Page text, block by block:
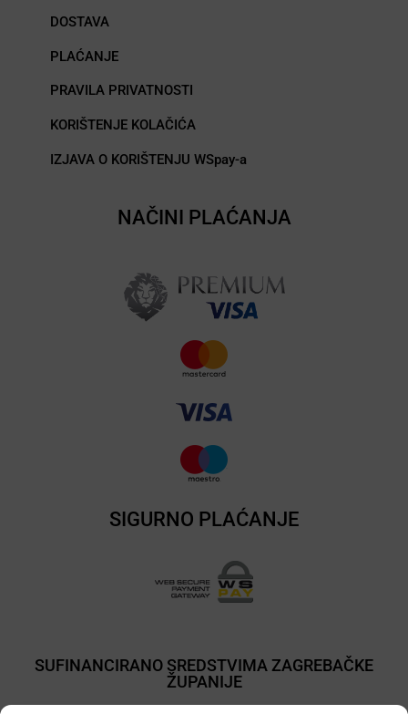
DOSTAVA
PLAĆANJE
PRAVILA PRIVATNOSTI
KORIŠTENJE KOLAČIĆA
IZJAVA O KORIŠTENJU WSpay-a
NAČINI PLAĆANJA
SIGURNO PLAĆANJE
SUFINANCIRANO SREDSTVIMA ZAGREBAČKE
ŽUPANIJE